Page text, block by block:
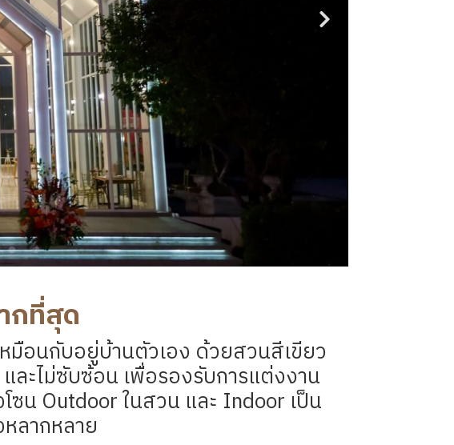
กที่สุด
อนกับอยู่บ้านตัวเอง ด้วยสวนสีเขียว
ละไม่ซับซ้อน เพื่อรองรับการแต่งงาน
ซน Outdoor ในสวน และ Indoor เป็น
หลากหลาย